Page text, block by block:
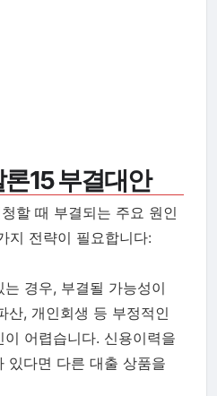
15 부결대안
할 때 부결되는 주요 원인
지 전략이 필요합니다:
경우, 부결될 가능성이
산, 개인회생 등 부정적인
어렵습니다. 신용이력을
있다면 다른 대출 상품을